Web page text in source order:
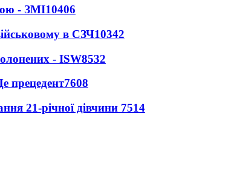
- ЗМІ10406
в СЗЧ10342
- ISW8532
прецедент7608
21-річної дівчини 7514